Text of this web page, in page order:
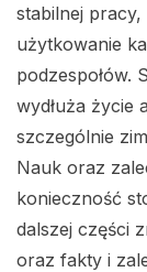
stabilnej
użytkowanie
podzespołów.
wydłuża życie
szczególnie
Nauk oraz
konieczność
dalszej części
oraz fakty i